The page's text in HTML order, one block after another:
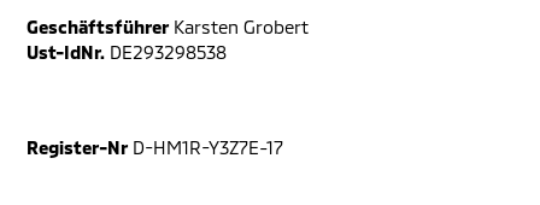
Geschäftsführer Karsten Grobert
Ust-IdNr. DE293298538
Register-Nr D-HM1R-Y3Z7E-17